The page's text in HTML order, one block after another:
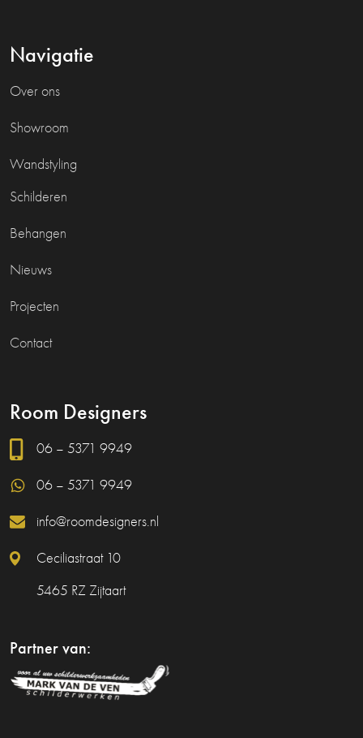
Navigatie
Over ons
Showroom
Wandstyling
Schilderen
Behangen
Nieuws
Projecten
Contact
Room Designers
06 – 5371 9949
06 – 5371 9949
info@roomdesigners.nl
Ceciliastraat 10
5465 RZ Zijtaart
Partner van: